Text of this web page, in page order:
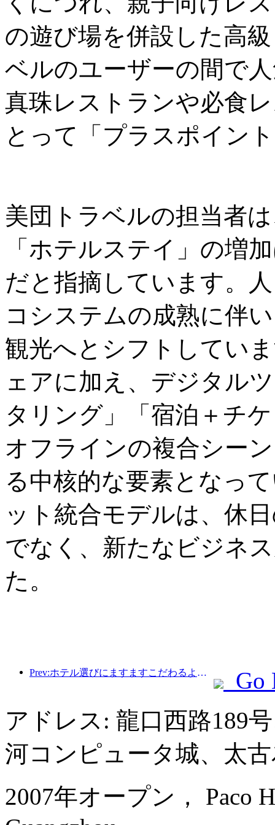
の遊び場を併設した高
ベルのユーザーの間で
真珠レストランや必食
とって「プラスポイン
美団トラベルの担当者
「ホテルステイ」の増
だと指摘しています。
コシステムの成熟に伴
観光へとシフトしてい
ェアに加え、デジタル
タリング」「宿泊＋チ
オフラインの複合シー
る中核的な要素となっ
ット統合モデルは、休
でなく、新たなビジネ
た。
Prev:ホテル選びにますますこだわるようになりましたか?中級・高級ブランドはどれも細部にこだわっている
Go
アドレス: 龍口西路189
河コンピュータ城、太
2007年オープン， Paco